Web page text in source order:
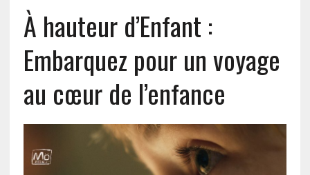
À hauteur d’Enfant :
Embarquez pour un voyage
au cœur de l’enfance